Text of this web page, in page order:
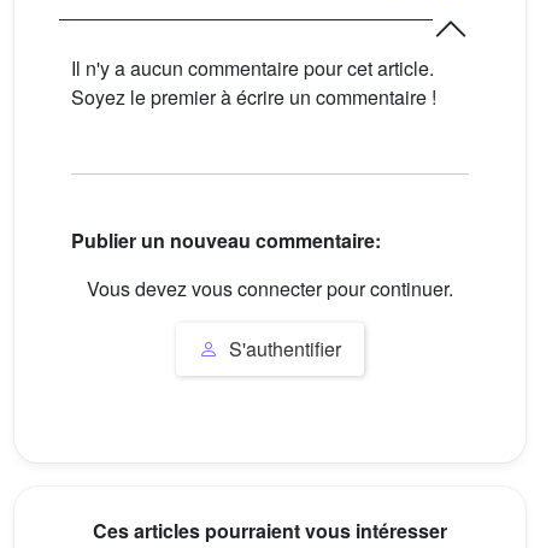
Il n'y a aucun commentaire pour cet article.
Soyez le premier à écrire un commentaire !
Publier un nouveau commentaire:
Vous devez vous connecter pour continuer.
S'authentifier
Ces articles pourraient vous intéresser